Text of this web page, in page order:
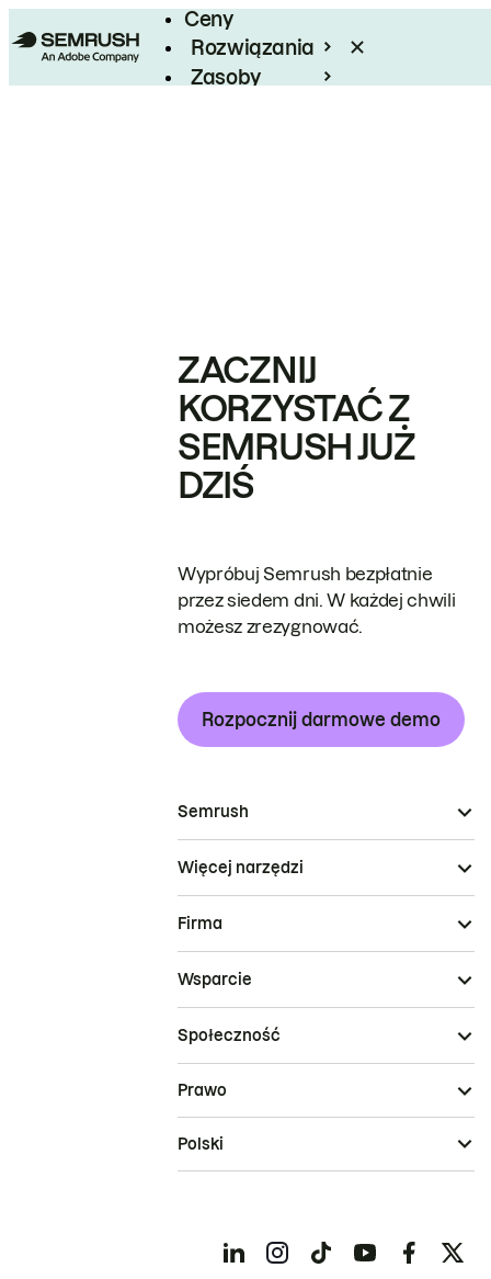
Ceny
Rozwiązania
Zasoby
ZACZNIJ
KORZYSTAĆ Z
SEMRUSH JUŻ
DZIŚ
Wypróbuj Semrush bezpłatnie
przez siedem dni. W każdej chwili
możesz zrezygnować.
Rozpocznij darmowe demo
Semrush
Więcej narzędzi
Firma
Wsparcie
Społeczność
Prawo
Polski